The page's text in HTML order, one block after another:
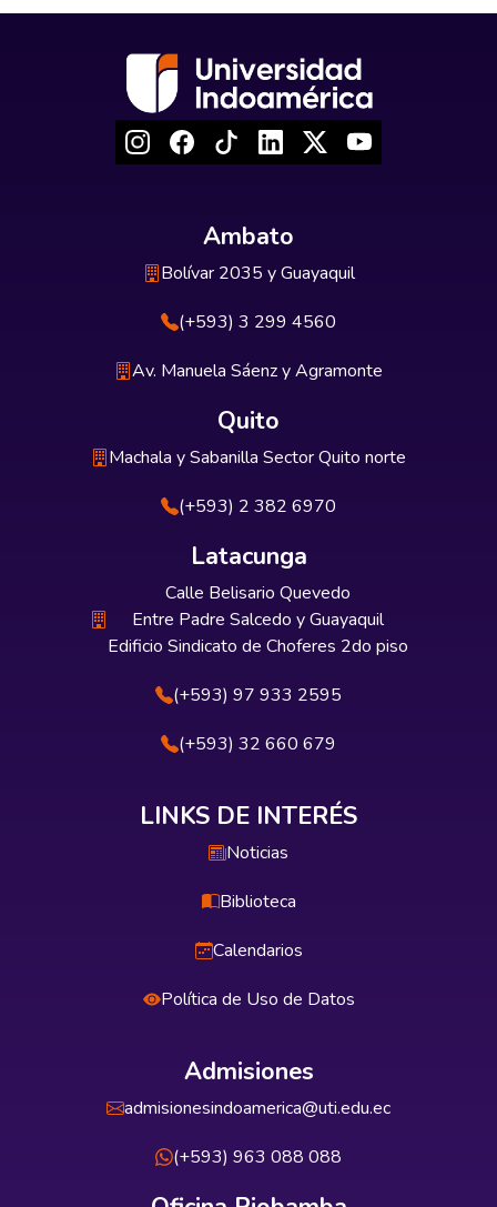
Ambato
Bolívar 2035 y Guayaquil
(+593) 3 299 4560
Av. Manuela Sáenz y Agramonte
Quito
Machala y Sabanilla Sector Quito norte
(+593) 2 382 6970
Latacunga
Calle Belisario Quevedo
Entre Padre Salcedo y Guayaquil
Edificio Sindicato de Choferes 2do piso
(+593) 97 933 2595
(+593) 32 660 679
LINKS DE INTERÉS
Noticias
Biblioteca
Calendarios
Política de Uso de Datos
Admisiones
admisionesindoamerica@uti.edu.ec
(+593) 963 088 088